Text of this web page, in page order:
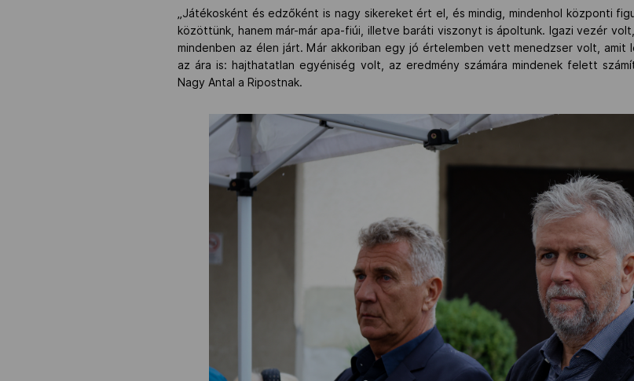
„Játékosként és edzőként is nagy sikereket ért el, és mindig, mindenhol központi
közöttünk, hanem már-már apa-fiúi, illetve baráti viszonyt is ápoltunk. Igazi vezér
mindenben az élen járt. Már akkoriban egy jó értelemben vett menedzser volt,
az ára is: hajthatatlan egyéniség volt, az eredmény számára mindenek felett
Nagy Antal a Ripostnak.